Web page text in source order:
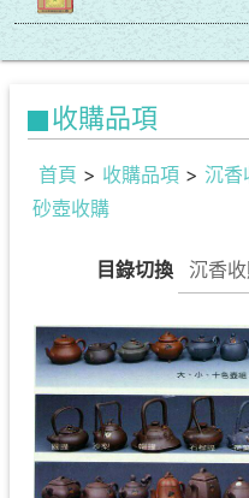
收購品項
首頁 > 收購品項 > 沉香
砂壺收購
目錄切換